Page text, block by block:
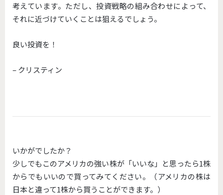
考えています。ただし、投資戦略の組み合わせによって、
それに近づけていくことは狙えるでしょう。
良い投資を！
– クリスティン
いかがでしたか？
少しでもこのアメリカの強い株が「いいな」と思ったら1株
からでもいいので買ってみてください。（アメリカの株は
日本と違って1株から買うことができます。）